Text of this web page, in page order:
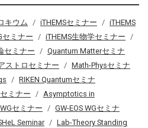
キウム iTHEMSセミナー
iTHEMS
セミナー
iTHEMS生物学セミナー
セミナー
Quantum Matterセミナ
ストロセミナー
Math-Physセミナ
RIKEN Quantumセミナ
ミナー
Asymptotics in
セミナー
GW-EOS WGセミナ
Seminar
Lab-Theory Standing